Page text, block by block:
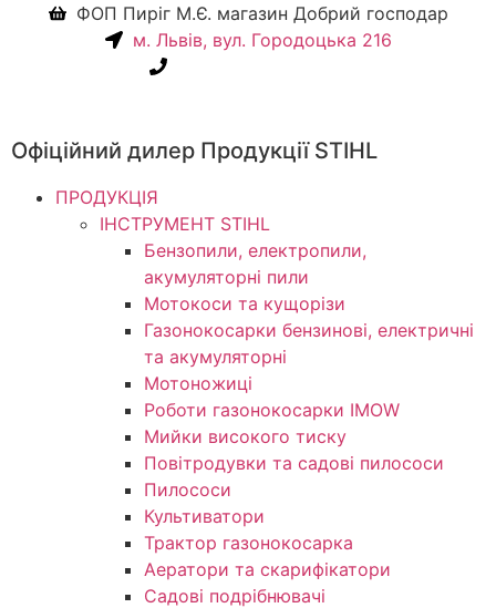
ФОП Пиріг М.Є. магазин Добрий господар
м. Львів, вул. Городоцька 216
Офіційний дилер Продукції STIHL
ПРОДУКЦІЯ
ІНСТРУМЕНТ STIHL
Бензопили, електропили,
акумуляторні пили
Мотокоси та кущорізи
Газонокосарки бензинові, електричні
та акумуляторні
Мотоножиці
Роботи газонокосарки IMOW
Мийки високого тиску
Повітродувки та садові пилососи
Пилососи
Культиватори
Трактор газонокосарка
Аератори та скарифікатори
Садові подрібнювачі